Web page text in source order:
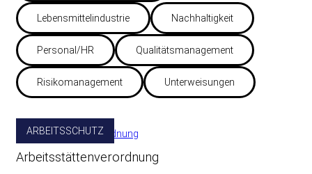
Lebensmittelindustrie Nachhaltigkeit
Personal/HR Qualitätsmanagement
Risikomanagement Unterweisungen
ARBEITSSCHUTZ
Arbeitsstättenverordnung